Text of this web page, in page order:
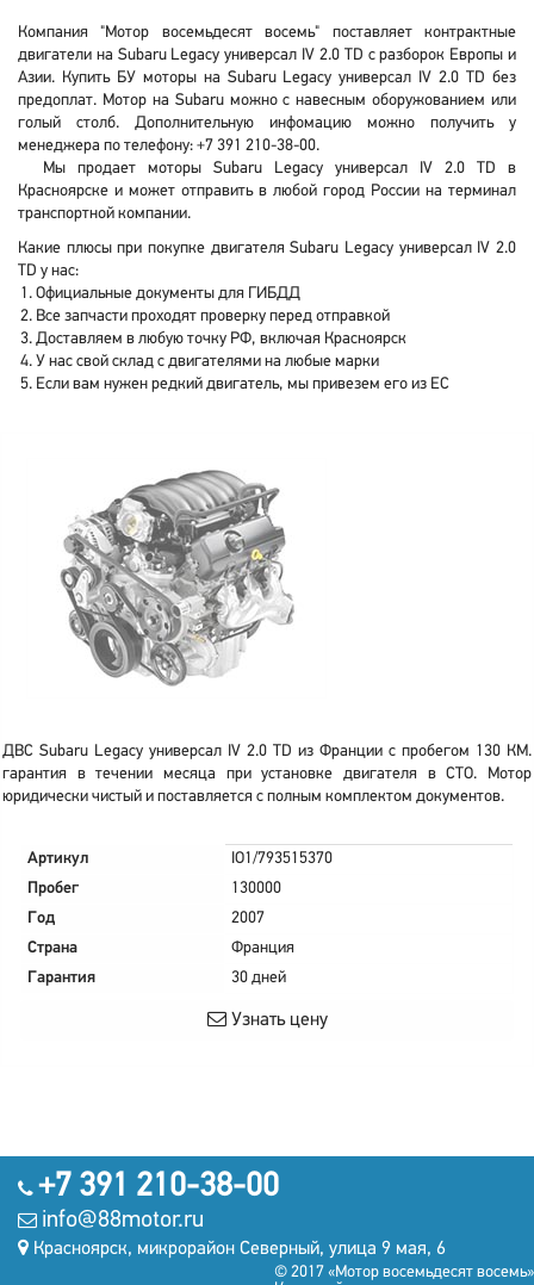
Компания "Мотор восемьдесят восемь" поставляет контрактные
двигатели на Subaru Legacy универсал IV 2.0 TD с разборок Европы и
Азии. Купить БУ моторы на Subaru Legacy универсал IV 2.0 TD без
предоплат. Мотор на Subaru можно с навесным оборужованием или
голый столб. Дополнительную инфомацию можно получить у
менеджера по телефону: +7 391 210-38-00.
Мы продает моторы Subaru Legacy универсал IV 2.0 TD в
Красноярске и может отправить в любой город России на терминал
транспортной компании.
Какие плюсы при покупке двигателя Subaru Legacy универсал IV 2.0
TD у нас:
Официальные документы для ГИБДД
Все запчасти проходят проверку перед отправкой
Доставляем в любую точку РФ, включая Красноярск
У нас свой склад с двигателями на любые марки
Если вам нужен редкий двигатель, мы привезем его из ЕС
ДВС Subaru Legacy универсал IV 2.0 TD из Франции с пробегом 130 КМ.
гарантия в течении месяца при установке двигателя в СТО. Мотор
юридически чистый и поставляется с полным комплектом документов.
Артикул
IO1/793515370
Пробег
130000
Год
2007
Страна
Франция
Гарантия
30 дней
Узнать цену
+7 391 210-38-00
info@88motor.ru
Красноярск, микрорайон Северный, улица 9 мая, 6
© 2017 «Мотор восемьдесят восемь»